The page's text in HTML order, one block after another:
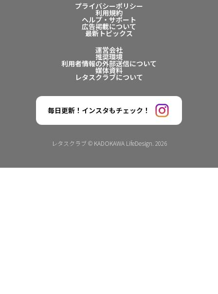
プライバシーポリシー
利用規約
ヘルプ・サポート
広告掲載について
最新トピックス
運営会社
推奨環境
利用者情報の外部送信について
媒体資料
レタスクラブについて
毎日更新！インスタもチェック！
レタスクラブ © KADOKAWA LifeDesign. 2026